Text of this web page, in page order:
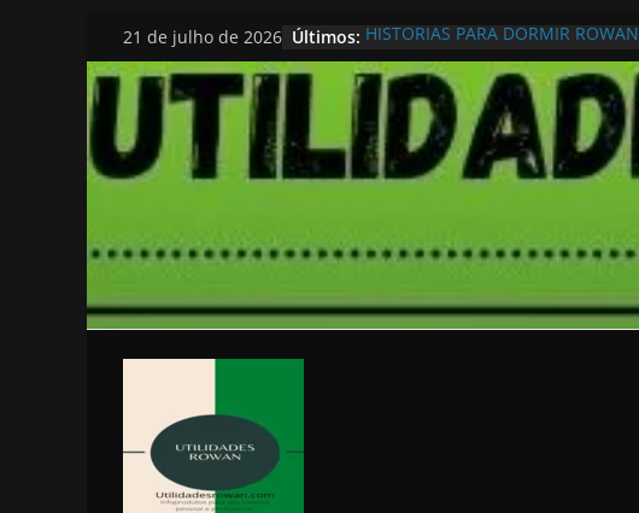
Pular
para
o
conteúdo
21 de julho de 2026 Últimos: HISTORIAS PARA DORMIR ROWAN